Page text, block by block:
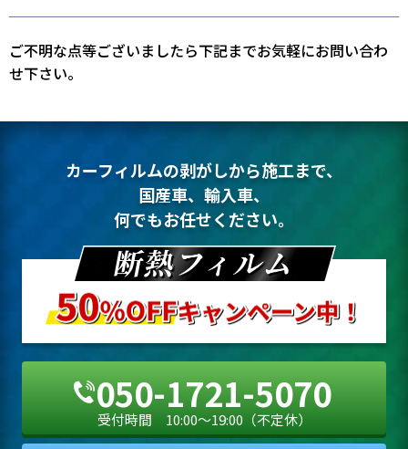
ご不明な点等ございましたら下記までお気軽にお問い合わ
せ下さい。
カーフィルムの剥がしから施工まで、
国産車、輸入車、
何でもお任せください。
050-1721-5070
受付時間 10:00〜19:00（不定休）